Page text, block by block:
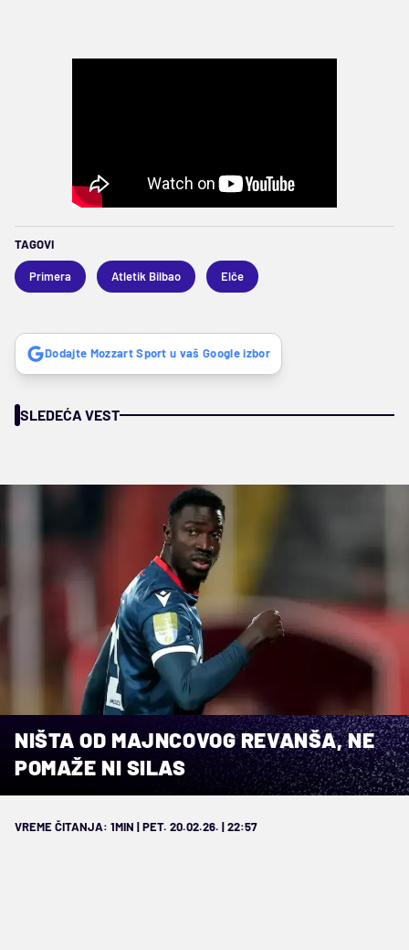
TAGOVI
Primera Atletik Bilbao Elče
Dodajte Mozzart Sport u vaš Google izbor
SLEDEĆA VEST
NIŠTA OD MAJNCOVOG REVANŠA, NE
POMAŽE NI SILAS
VREME ČITANJA: 1MIN | PET. 20.02.26. | 22:57